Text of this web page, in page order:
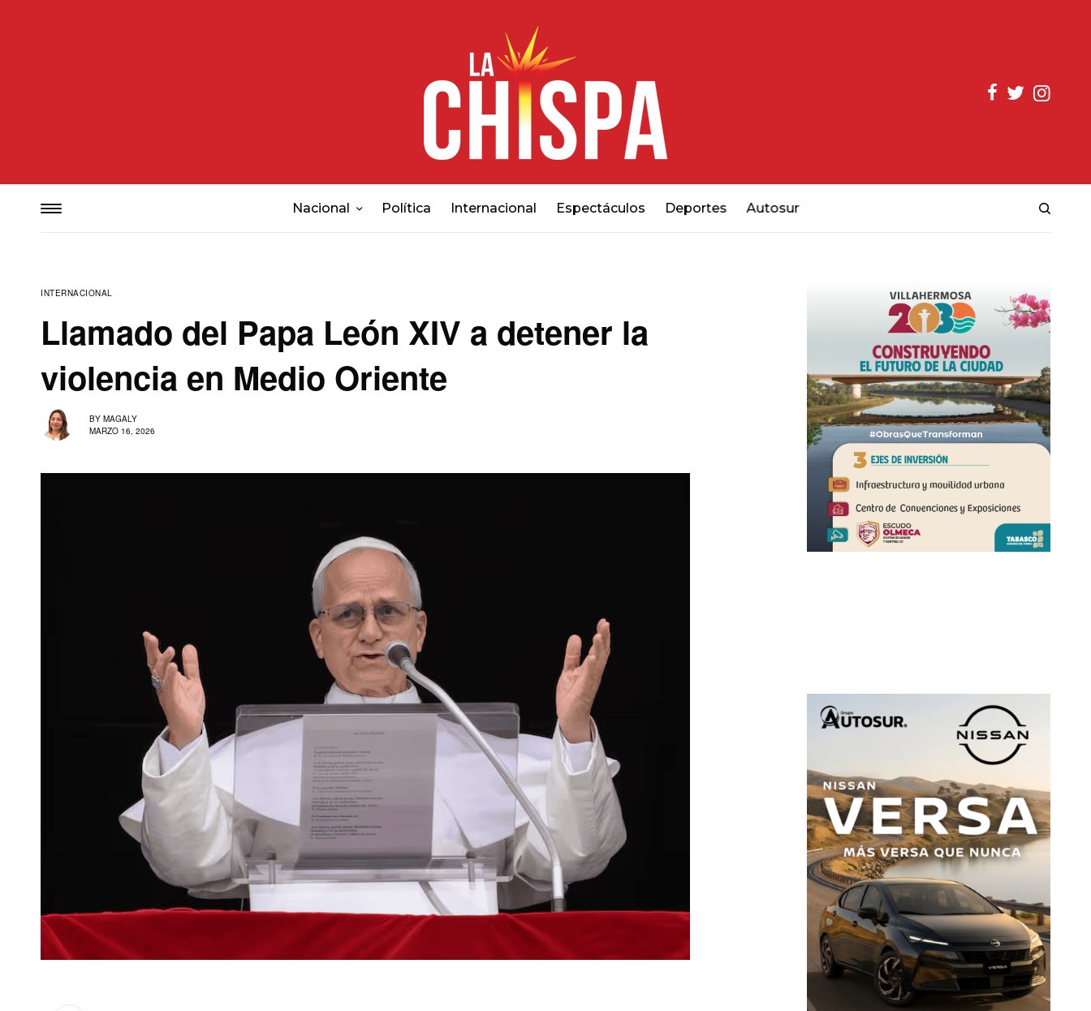
Nacional Política Internacional Espectáculos Deportes Autosur
INTERNACIONAL
Llamado del Papa León XIV a detener la
violencia en Medio Oriente
BY MAGALY
MARZO 16, 2026